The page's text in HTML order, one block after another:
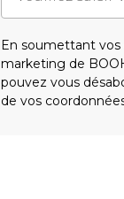
En soumettant vos
marketing de
pouvez vous
de vos